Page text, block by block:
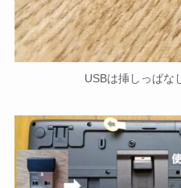
USBは挿しっぱな